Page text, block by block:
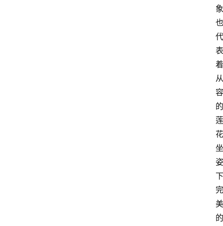
象
也
代
表
着
从
容
的
莲
花
坐
姿
下
完
美
的